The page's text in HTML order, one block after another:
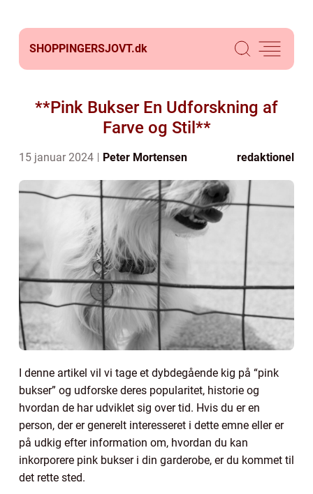
SHOPPINGERSJOVT.dk
**Pink Bukser En Udforskning af
Farve og Stil**
15 januar 2024 Peter Mortensen redaktionel
I denne artikel vil vi tage et dybdegående kig på “pink
bukser” og udforske deres popularitet, historie og
hvordan de har udviklet sig over tid. Hvis du er en
person, der er generelt interesseret i dette emne eller er
på udkig efter information om, hvordan du kan
inkorporere pink bukser i din garderobe, er du kommet til
det rette sted.